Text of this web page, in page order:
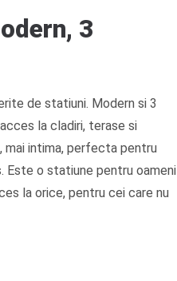
3
de statiuni. Modern si 3
la cladiri, terase si
mai intima, perfecta pentru
Este o statiune pentru oameni
la orice, pentru cei care nu